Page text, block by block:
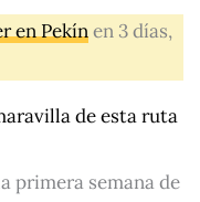
en Pekínen 3 días,
de esta ruta
primera semana de